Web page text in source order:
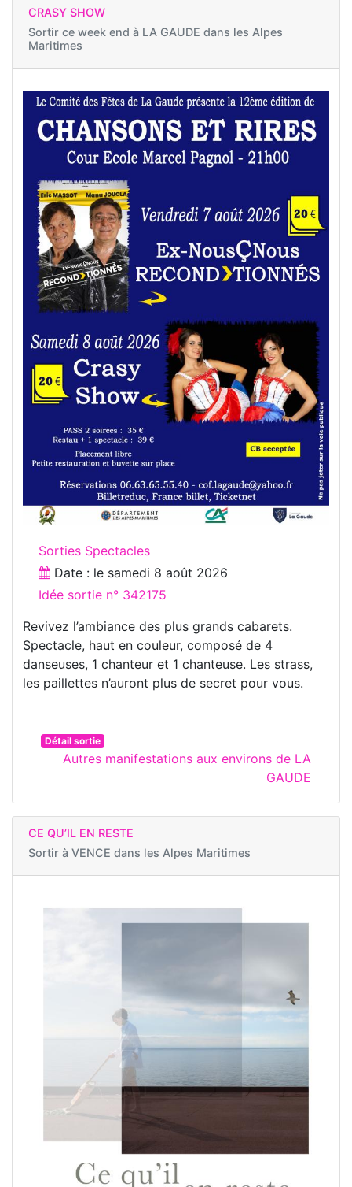
CRASY SHOW
Sortir ce week end à LA GAUDE dans les Alpes
Maritimes
Sorties Spectacles
Date : le samedi 8 août 2026
Idée sortie n° 342175
Revivez l’ambiance des plus grands cabarets.
Spectacle, haut en couleur, composé de 4
danseuses, 1 chanteur et 1 chanteuse. Les strass,
les paillettes n’auront plus de secret pour vous.
Détail sortie
Autres manifestations aux environs de LA
GAUDE
CE QU’IL EN RESTE
Sortir à VENCE dans les Alpes Maritimes